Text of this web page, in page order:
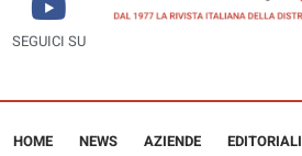
SEGUICI SU
HOME NEWS AZIENDE EDITORIALI